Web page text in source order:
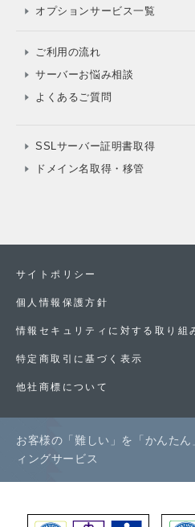
オプションサービス一覧
ご利用の流れ
サーバーお悩み相談
よくあるご質問
SSLサーバー証明書取得
ドメイン名取得・移管
サイトポリシー
個人情報保護方針
情報セキュリティに対する取り組
特定商取引に基づく表示
他社商標について
お客様の「難しい」を「かんた
ィングサービス